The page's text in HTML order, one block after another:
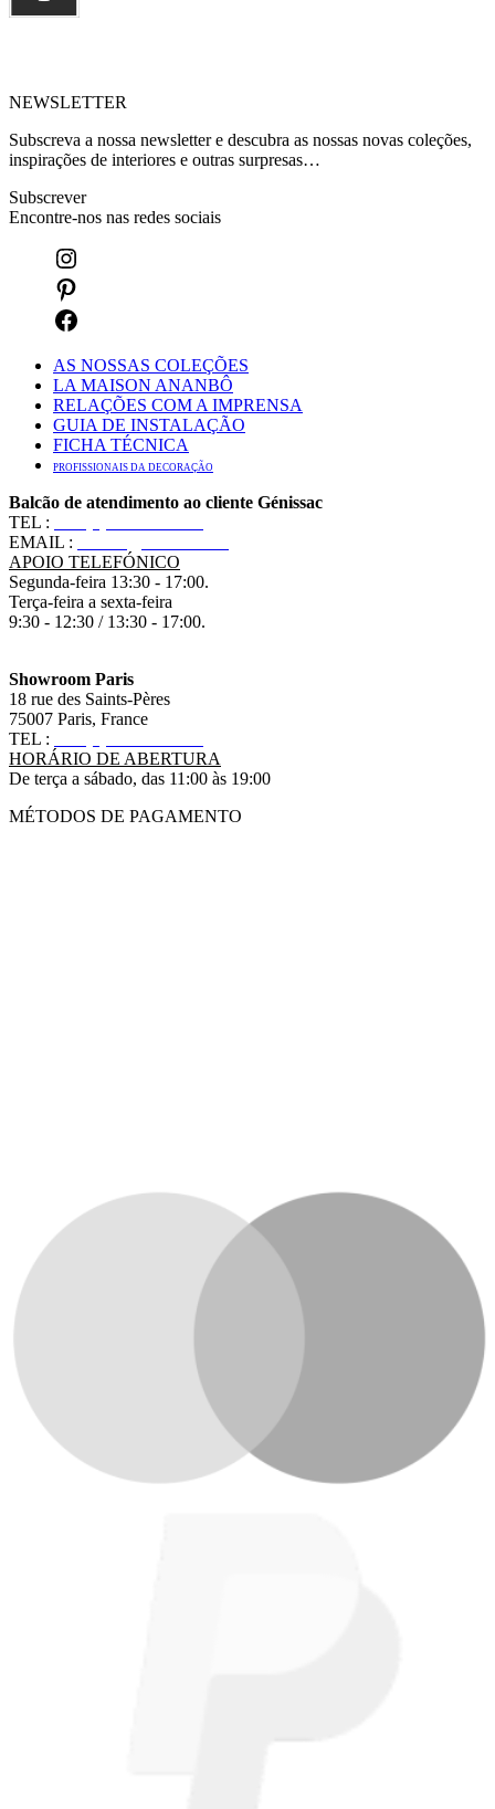
NEWSLETTER
Subscreva a nossa newsletter e descubra as nossas novas coleções,
inspirações de interiores e outras surpresas…
Subscrever
Encontre-nos nas redes sociais
AS NOSSAS COLEÇÕES
LA MAISON ANANBÔ
RELAÇÕES COM A IMPRENSA
GUIA DE INSTALAÇÃO
FICHA TÉCNICA
PROFISSIONAIS DA DECORAÇÃO
Balcão de atendimento ao cliente Génissac
TEL :
EMAIL :
APOIO TELEFÓNICO
Segunda-feira 13:30 - 17:00.
Terça-feira a sexta-feira
9:30 - 12:30 / 13:30 - 17:00.
Showroom Paris
18 rue des Saints-Pères
75007 Paris, France
TEL :
HORÁRIO DE ABERTURA
De terça a sábado, das 11:00 às 19:00
MÉTODOS DE PAGAMENTO